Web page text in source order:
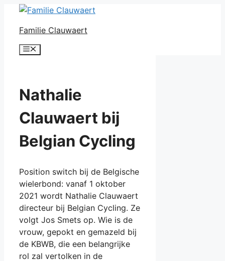
inhoud
Familie Clauwaert
Menu
Nathalie
Clauwaert bij
Belgian Cycling
Position switch bij de Belgische
wielerbond: vanaf 1 oktober
2021 wordt Nathalie Clauwaert
directeur bij Belgian Cycling. Ze
volgt Jos Smets op. Wie is de
vrouw, gepokt en gemazeld bij
de KBWB, die een belangrijke
rol zal vertolken in de